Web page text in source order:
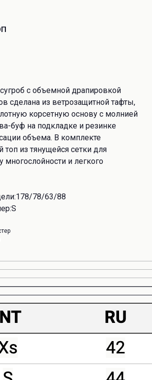
с объемной драпировкой
сделана из ветрозащитной тафты,
корсетную основу с молнией
буф на подкладке и резинке
объема. В комплекте
топ из тянущейся сетки для
многослойности и легкого
78/63/88